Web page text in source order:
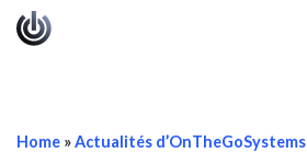
Home »Actualités d’OnTheGoSystems